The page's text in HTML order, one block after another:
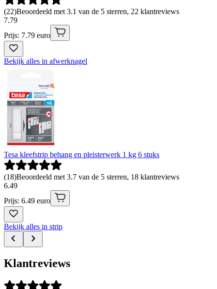
(22)Beoordeeld met 3.1 van de 5 sterren, 22 klantreviews
7.79
Prijs: 7.79 euro
Bekijk alles in afwerknagel
Tesa kleefstrip behang en pleisterwerk 1 kg 6 stuks
(18)Beoordeeld met 3.7 van de 5 sterren, 18 klantreviews
6.49
Prijs: 6.49 euro
Bekijk alles in strip
Klantreviews